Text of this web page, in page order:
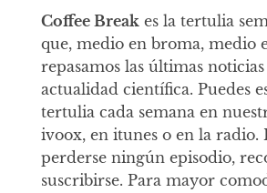
Coffee Breakes la tertulia
que, medio en broma, medio
repasamos las últimas
actualidad científica. Puedes
tertulia cada semana en
ivoox, en itunes o en la radio.
perderse ningún episodio,
suscribirse. Para mayor